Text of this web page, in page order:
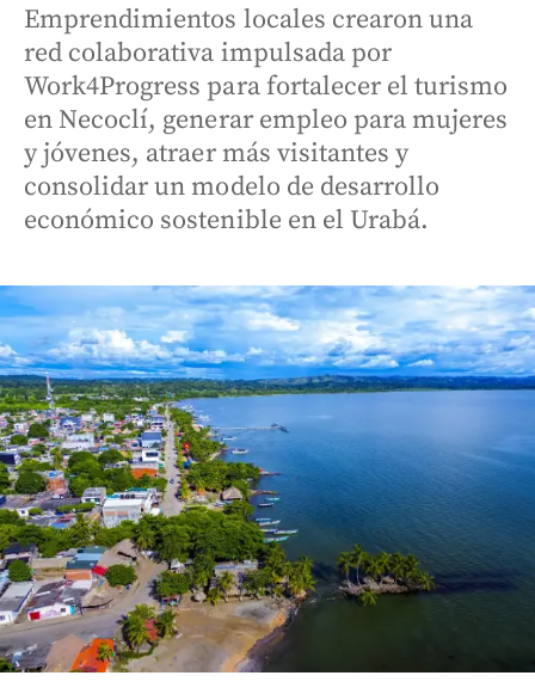
Emprendimientos locales crearon una
red colaborativa impulsada por
Work4Progress para fortalecer el turismo
en Necoclí, generar empleo para mujeres
y jóvenes, atraer más visitantes y
consolidar un modelo de desarrollo
económico sostenible en el Urabá.